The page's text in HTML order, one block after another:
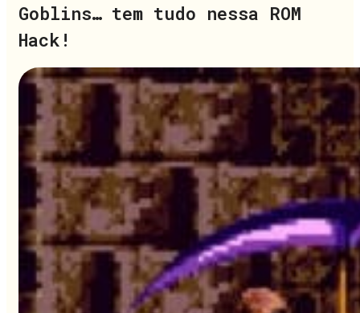
Goblins… tem tudo nessa ROM
Hack!